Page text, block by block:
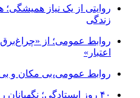
روایتی از یک نیاز
زندگی
روابط عمومی؛ از
اعتبار»
روابط عمومی،بی مکان و
۴۰ روز ایستادگی؛ نگهبانان روشنایی خط مقدم را رها نکردند